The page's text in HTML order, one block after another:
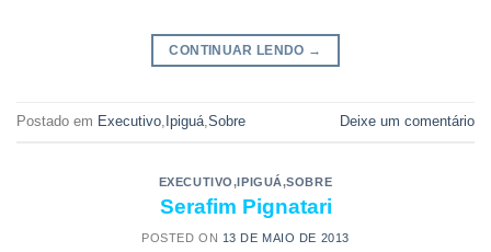
CONTINUAR LENDO →
Postado em Executivo Ipiguá Sobre Deixe um comentário
EXECUTIVO,IPIGUÁ,SOBRE
Serafim Pignatari
POSTED ON 13 DE MAIO DE 2013